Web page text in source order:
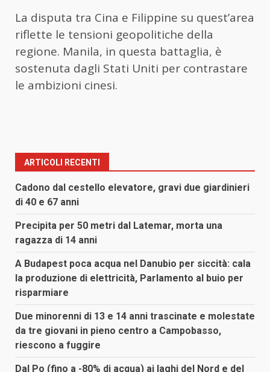
La disputa tra Cina e Filippine su quest’area
riflette le tensioni geopolitiche della
regione. Manila, in questa battaglia, è
sostenuta dagli Stati Uniti per contrastare
le ambizioni cinesi.
ARTICOLI RECENTI
Cadono dal cestello elevatore, gravi due giardinieri
di 40 e 67 anni
Precipita per 50 metri dal Latemar, morta una
ragazza di 14 anni
A Budapest poca acqua nel Danubio per siccità: cala
la produzione di elettricità, Parlamento al buio per
risparmiare
Due minorenni di 13 e 14 anni trascinate e molestate
da tre giovani in pieno centro a Campobasso,
riescono a fuggire
Dal Po (fino a -80% di acqua) ai laghi del Nord e del